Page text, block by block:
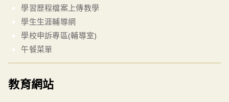
學習歷程檔案上傳教學
學生生涯輔導網
學校申訴專區(輔導室)
午餐菜單
教育網站